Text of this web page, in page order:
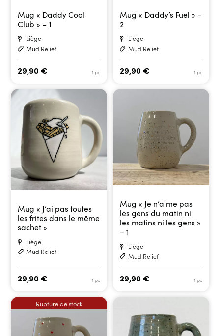
Mug « Daddy Cool
Club » – 1
Liège
Mud Relief
1 pc
29,90€
Mug « Daddy’s Fuel » –
2
Liège
Mud Relief
1 pc
29,90 €
Mug « J’ai pas toutes
les frites dans le même
sachet »
Liège
Mud Relief
1 pc
29,90€
Mug « Je n’aime pas
les gens du matin ni
les matins ni les gens »
– 1
Liège
Mud Relief
1 pc
29,90 €
Rupture de stock